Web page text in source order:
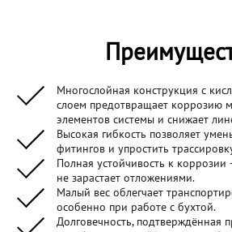
Многослойная конструкция с
слоем предотвращает коррозию
элементов системы и снижает
Высокая гибкость позволяет
фитингов и упростить
Полная устойчивость к коррозии
не зарастает отложениями.
Малый вес облегчает
особенно при работе с бухтой.
Долговечность, подтверждённая